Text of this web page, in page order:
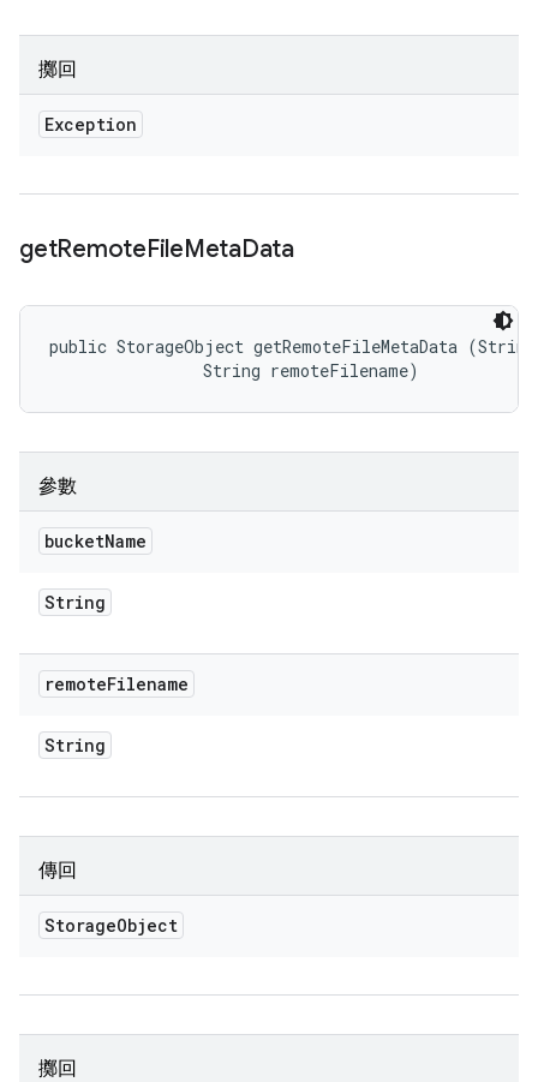
擲回
Exception
getRemoteFileMetaData
public StorageObject getRemoteFileMetaData
                String remoteFilename)
參數
bucketName
String
remoteFilename
String
傳回
StorageObject
擲回